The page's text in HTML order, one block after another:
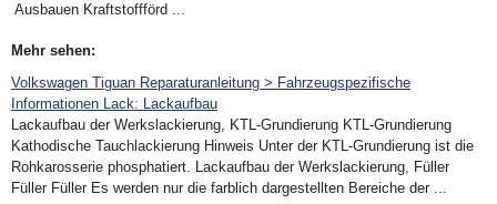
Ausbauen Kraftstoffförd ...
Mehr sehen:
Volkswagen Tiguan Reparaturanleitung > Fahrzeugspezifische
Informationen Lack: Lackaufbau
Lackaufbau der Werkslackierung, KTL-Grundierung KTL-Grundierung
Kathodische Tauchlackierung Hinweis Unter der KTL-Grundierung ist die
Rohkarosserie phosphatiert. Lackaufbau der Werkslackierung, Füller
Füller Füller Es werden nur die farblich dargestellten Bereiche der ...